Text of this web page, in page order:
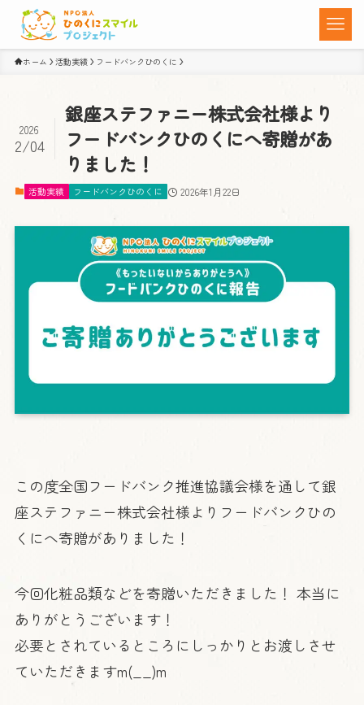
ホーム 活動実績 フードバンクひのくに
銀座ステファニー株式会社様より
フードバンクひのくにへ寄贈があ
りました！
2026
2/04
活動実績 フードバンクひのくに 2026年1月22日
この度全国フードバンク推進協議会様を通して銀
座ステファニー株式会社様よりフードバンクひの
くにへ寄贈がありました！
今回化粧品類などを寄贈いただきました！ 本当に
ありがとうございます！
必要とされているところにしっかりとお渡しさせ
ていただきますm(__)m